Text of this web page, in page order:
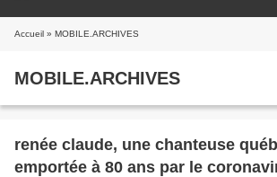
Accueil » MOBILE.ARCHIVES
MOBILE.ARCHIVES
renée claude, une chanteuse
emportée à 80 ans par le